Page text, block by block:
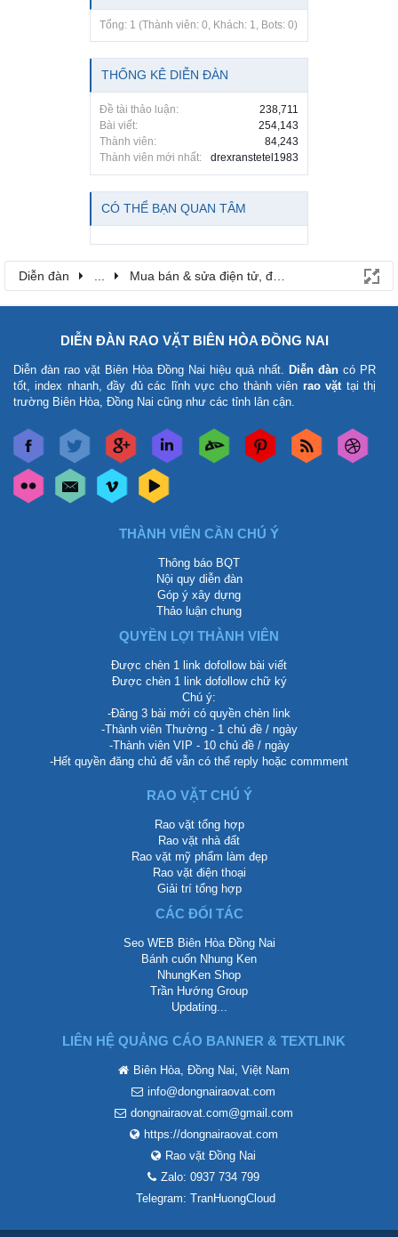
Tổng: 1 (Thành viên: 0, Khách: 1, Bots: 0)
THỐNG KÊ DIỄN ĐÀN
Đề tài thảo luận:
238,711
Bài viết:
254,143
Thành viên:
84,243
Thành viên mới nhất:
drexranstetel1983
CÓ THỂ BẠN QUAN TÂM
Diễn đàn Mua bán & sửa điện tử, điện lạnh
DIỄN ĐÀN RAO VẶT BIÊN HÒA ĐỒNG NAI
Diễn đàn rao vặt Biên Hòa Đồng Nai hiệu quả nhất. Diễn đàn có PR
tốt, index nhanh, đầy đủ các lĩnh vực cho thành viên rao vặt tại thị
trường Biên Hòa, Đồng Nai cũng như các tỉnh lân cận.
THÀNH VIÊN CẦN CHÚ Ý
Thông báo BQT
Nội quy diễn đàn
Góp ý xây dựng
Thảo luận chung
QUYỀN LỢI THÀNH VIÊN
Được chèn 1 link dofollow bài viết
Được chèn 1 link dofollow chữ ký
Chú ý:
-Đăng 3 bài mới có quyền chèn link
-Thành viên Thường - 1 chủ đề / ngày
-Thành viên VIP - 10 chủ đề / ngày
-Hết quyền đăng chủ để vẫn có thể reply hoặc commment
RAO VẶT CHÚ Ý
Rao vặt tổng hợp
Rao vặt nhà đất
Rao vặt mỹ phẩm làm đẹp
Rao vặt điện thoại
Giải trí tổng hợp
CÁC ĐỐI TÁC
Seo WEB Biên Hòa Đồng Nai
Bánh cuốn Nhung Ken
NhungKen Shop
Trần Hướng Group
Updating...
LIÊN HỆ QUẢNG CÁO BANNER & TEXTLINK
Biên Hòa, Đồng Nai, Việt Nam
info@dongnairaovat.com
dongnairaovat.com@gmail.com
https://dongnairaovat.com
Rao vặt Đồng Nai
Zalo: 0937 734 799
Telegram: TranHuongCloud